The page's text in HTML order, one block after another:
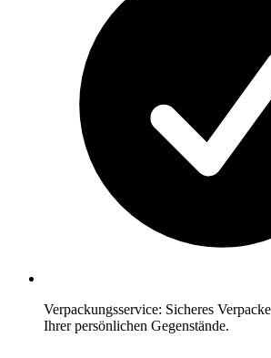
Verpackungsservice: Sicheres
Ihrer persönlichen Gegenstände.